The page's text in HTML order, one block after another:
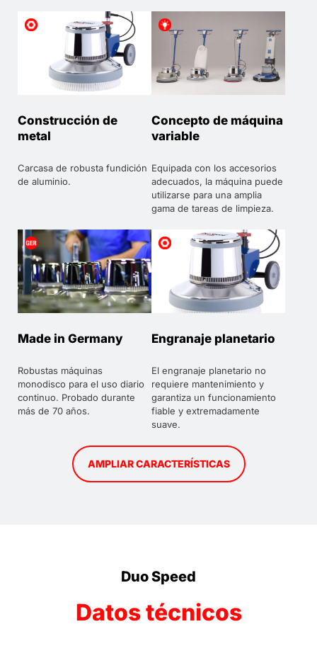
Construcción de
metal
Carcasa de robusta fundición
de aluminio.
Concepto de máquina
variable
Equipada con los accesorios
adecuados, la máquina puede
utilizarse para una amplia
gama de tareas de limpieza.
Made in Germany
Robustas máquinas
monodisco para el uso diario
continuo. Probado durante
más de 70 años.
Engranaje planetario
El engranaje planetario no
requiere mantenimiento y
garantiza un funcionamiento
fiable y extremadamente
suave.
AMPLIAR CARACTERÍSTICAS
Duo Speed
Datos técnicos